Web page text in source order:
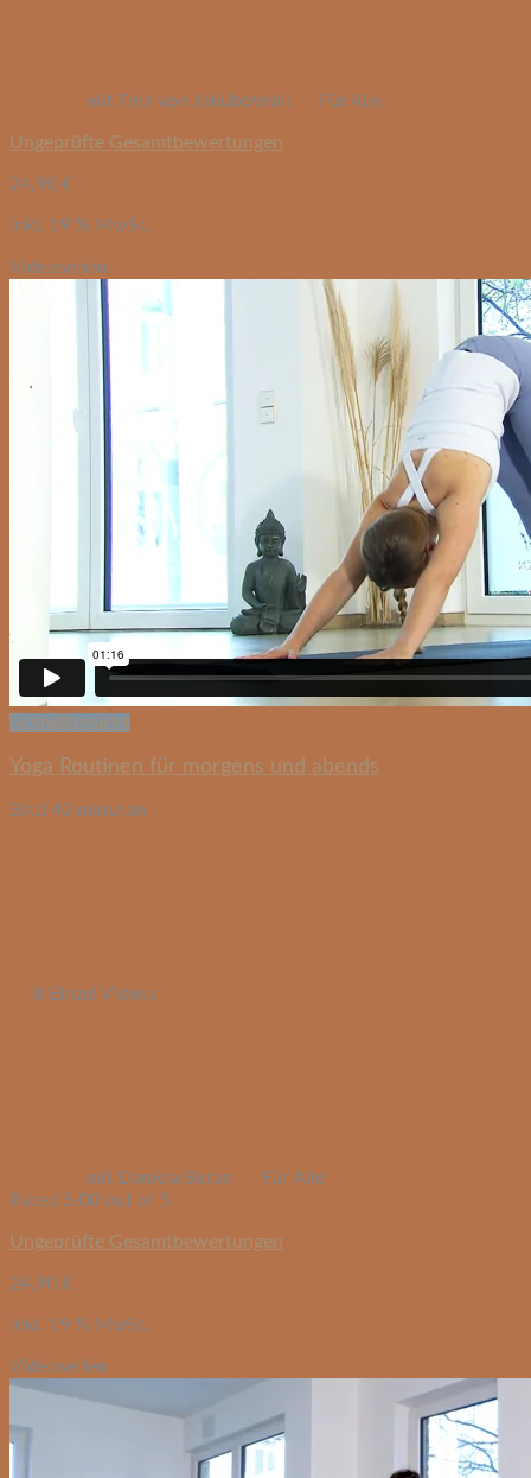
mit Tina von Jakubowski Für Alle
Ungeprüfte Gesamtbewertungen
24,90 €
inkl. 19 % MwSt.
Videoserien
Schnellansicht
Yoga Routinen für morgens und abends
3std 40 minuten
8 Einzel Videos
mit Daniela Beran
Für Alle
Rated 5.00 out of 5
Ungeprüfte Gesamtbewertungen
24,90 €
inkl. 19 % MwSt.
Videoserien